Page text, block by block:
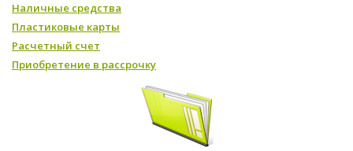
Наличные средства
Пластиковые карты
Расчетный счет
Приобретение в рассрочку